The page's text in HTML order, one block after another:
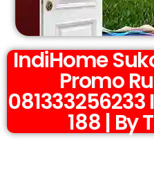
IndiHome
Promo
188 | By